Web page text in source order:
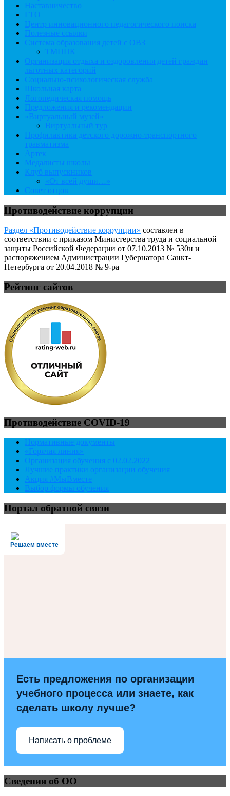
Наставничество
ГТО
Центр инновационного педагогического поиска
Полезные ссылки
Система образования детей с ОВЗ
ТМППК
Организация отдыха и оздоровления детей граждан
льготных категорий
Социально-психологическая служба
Школьная карта
Логопедическая помощь
Предложения и рекомендации
«Виртуальный музей»
Виртуальный тур
Профилактика детского дорожно-транспортного
травматизма
Артек
Медалисты школы
Клуб выпускников
«От всей души…»
Совет отцов
Противодействие коррупции
Раздел «Противодействие коррупции» составлен в
соответствии с приказом Министерства труда и социальной
защиты Российской Федерации от 07.10.2013 № 530н и
распоряжением Администрации Губернатора Санкт-
Петербурга от 20.04.2018 № 9-ра
Рейтинг сайтов
Противодействие COVID-19
Нормативные документы
«Горячая линия»
Организация обучения с 02.02.2022
Лучшие практики организации обучения
Акция #МыВместе
Выбор формы обучения
Портал обратной связи
Решаем вместе
Есть предложения по организации
учебного процесса или знаете, как
сделать школу лучше?
Написать о проблеме
Сведения об ОО